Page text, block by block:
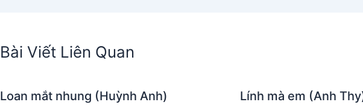
Bài Viết Liên Quan
Loan mắt nhung (Huỳnh Anh) Lính mà em (Anh